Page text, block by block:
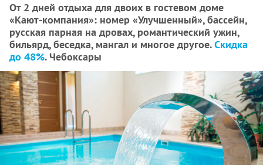
От 2 дней отдыха для двоих в гостевом доме
«Кают-компания»: номер «Улучшенный», бассейн,
русская парная на дровах, романтический ужин,
бильярд, беседка, мангал и многое другое.Скидка
до 48%. Чебоксары